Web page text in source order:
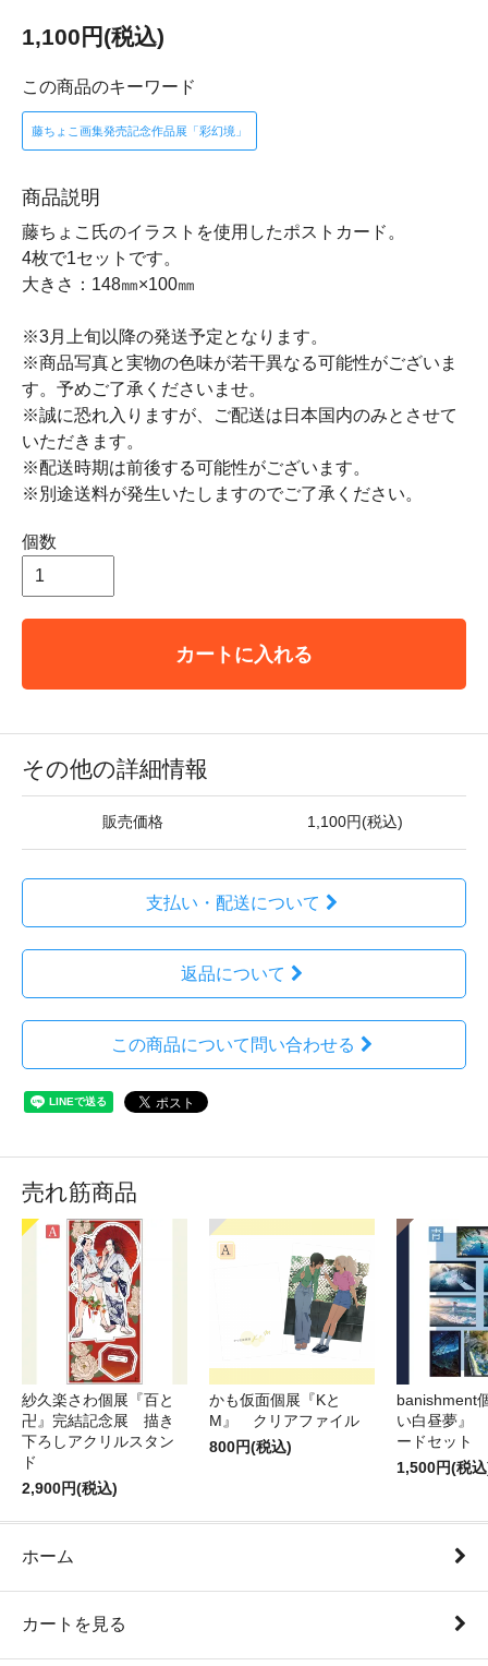
1,100円(税込)
この商品のキーワード
藤ちょこ画集発売記念作品展「彩幻境」
商品説明
藤ちょこ氏のイラストを使用したポストカード。
4枚で1セットです。
大きさ：148㎜×100㎜
※3月上旬以降の発送予定となります。
※商品写真と実物の色味が若干異なる可能性がございま
す。予めご了承くださいませ。
※誠に恐れ入りますが、ご配送は日本国内のみとさせて
いただきます。
※配送時期は前後する可能性がございます。
※別途送料が発生いたしますのでご了承ください。
個数
カートに入れる
その他の詳細情報
販売価格 1,100円(税込)
支払い・配送について
返品について
この商品について問い合わせる
売れ筋商品
紗久楽さわ個展『百と
卍』完結記念展 描き
下ろしアクリルスタン
ド
2,900円(税込)
かも仮面個展『Kと
M』 クリアファイル
800円(税込)
banishment
い白昼夢』
ードセット
1,500円(税
ホーム
カートを見る